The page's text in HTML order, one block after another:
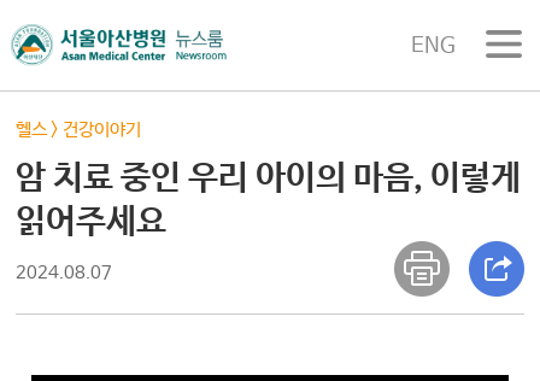
ENG
헬스 > 건강이야기
암 치료 중인 우리 아이의 마음, 이렇게
읽어주세요
2024.08.07